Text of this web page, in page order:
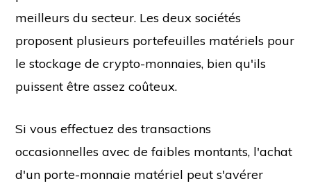
meilleurs du secteur. Les deux sociétés
proposent plusieurs portefeuilles matériels pour
le stockage de crypto-monnaies, bien qu'ils
puissent être assez coûteux.
Si vous effectuez des transactions
occasionnelles avec de faibles montants, l'achat
d'un porte-monnaie matériel peut s'avérer